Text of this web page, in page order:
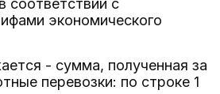
соответствии с
экономического
- сумма, полученная за
перевозки: по строке 1